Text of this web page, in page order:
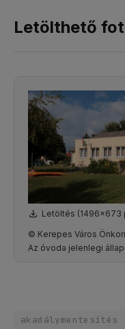
Letölthető
Letöltés (1496x673
© Kerepes Város
Az óvoda jelenlegi
akadálymentesítés